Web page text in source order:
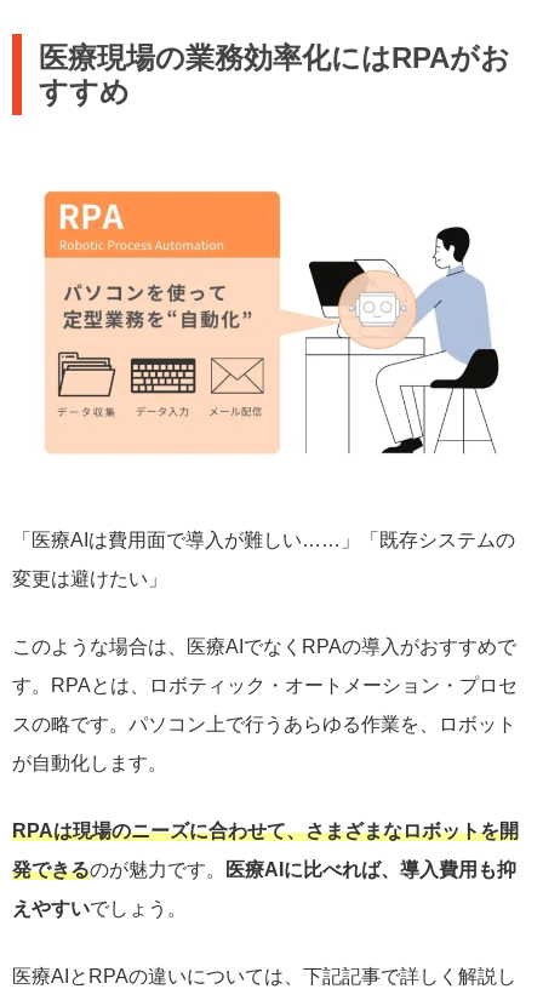
医療現場の業務効率化にはRPAがお
すすめ
「医療AIは費用面で導入が難しい……」「既存システムの
変更は避けたい」
このような場合は、医療AIでなくRPAの導入がおすすめで
す。RPAとは、ロボティック・オートメーション・プロセ
スの略です。パソコン上で行うあらゆる作業を、ロボット
が自動化します。
RPAは現場のニーズに合わせて、さまざまなロボットを開
発できるのが魅力です。
医療AIに比べれば、導入費用も抑
えやすいでしょう。
医療AIとRPAの違いについては、下記記事で詳しく解説し